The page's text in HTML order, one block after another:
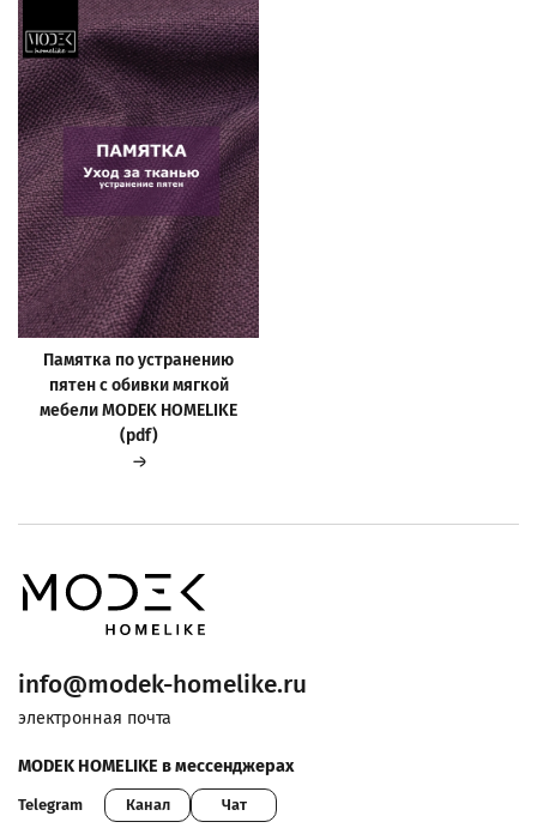
Памятка по устранению
пятен с обивки мягкой
мебели MODEK HOMELIKE
(pdf)
info@modek-homelike.ru
электронная почта
MODEK HOMELIKE в мессенджерах
Telegram Канал Чат